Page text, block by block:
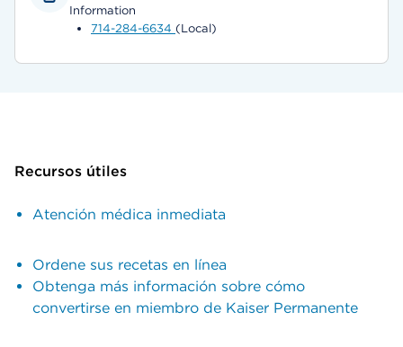
Information
714-284-6634 (Local)
Recursos útiles
Atención médica inmediata
Ordene sus recetas en línea
Obtenga más información sobre cómo
convertirse en miembro de Kaiser Permanente